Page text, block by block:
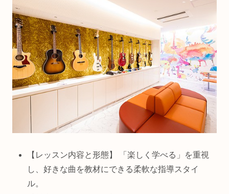
【レッスン内容と形態】 「楽しく学べる」を重視
し、好きな曲を教材にできる柔軟な指導スタイ
ル。